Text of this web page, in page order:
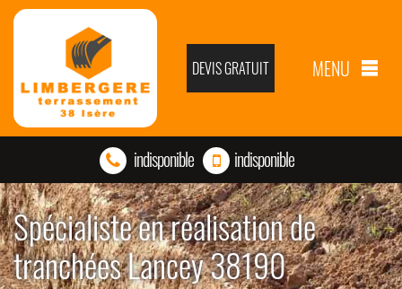
DEVIS GRATUIT MENU
indisponible indisponible
Spécialiste en réalisation de
tranchées Lancey 38190